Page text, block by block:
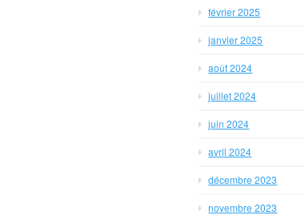
février 2025
janvier 2025
août 2024
juillet 2024
juin 2024
avril 2024
décembre 2023
novembre 2023